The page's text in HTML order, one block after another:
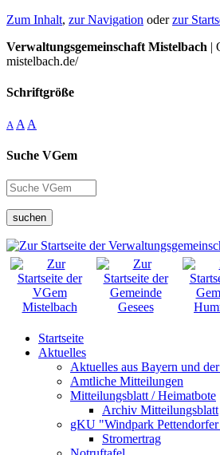
Zum Inhalt, zur Navigation oderzur
Verwaltungsgemeinschaft Mistelbach |
mistelbach.de/
Schriftgröße
A A A
Suche VGem
suchen
Startseite
Aktuelles
Aktuelles aus Bayern und
Amtliche Mitteilungen
Mitteilungsblatt / Heimatbote
Archiv Mitteilungsblatt
gKU "Windpark
Stromertrag